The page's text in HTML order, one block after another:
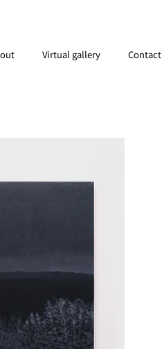
Virtual gallery Contact